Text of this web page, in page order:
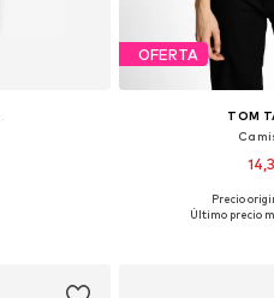
OFERTA
TOM
Tallas
Precio
Último precio